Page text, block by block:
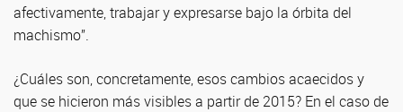
afectivamente, trabajar y expresarse bajo la órbita del
machismo”.
¿Cuáles son, concretamente, esos cambios acaecidos y
que se hicieron más visibles a partir de 2015? En el caso de